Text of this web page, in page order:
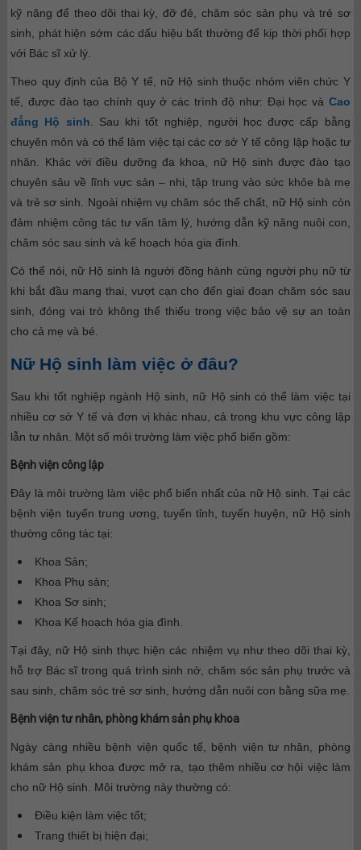
kỹ năng để theo dõi thai kỳ, đỡ đẻ, chăm sóc sản phụ và trẻ sơ
sinh, phát hiện sớm các dấu hiệu bất thường để kịp thời phối hợp
với Bác sĩ xử lý.
Theo quy định của Bộ Y tế, nữ Hộ sinh thuộc nhóm viên chức Y
tế, được đào tạo chính quy ở các trình độ như: Đại học và Cao
đẳng Hộ sinh . Sau khi tốt nghiệp, người học được cấp bằng
chuyên môn và có thể làm việc tại các cơ sở Y tế công lập hoặc tư
nhân. Khác với điều dưỡng đa khoa, nữ Hộ sinh được đào tạo
chuyên sâu về lĩnh vực sản – nhi, tập trung vào sức khỏe bà mẹ
và trẻ sơ sinh. Ngoài nhiệm vụ chăm sóc thể chất, nữ Hộ sinh còn
đảm nhiệm công tác tư vấn tâm lý, hướng dẫn kỹ năng nuôi con,
chăm sóc sau sinh và kế hoạch hóa gia đình.
Có thể nói, nữ Hộ sinh là người đồng hành cùng người phụ nữ từ
khi bắt đầu mang thai, vượt cạn cho đến giai đoạn chăm sóc sau
sinh, đóng vai trò không thể thiếu trong việc bảo vệ sự an toàn
cho cả mẹ và bé.
Nữ Hộ sinh làm việc ở đâu?
Sau khi tốt nghiệp ngành Hộ sinh, nữ Hộ sinh có thể làm việc tại
nhiều cơ sở Y tế và đơn vị khác nhau, cả trong khu vực công lập
lẫn tư nhân. Một số môi trường làm việc phổ biến gồm:
Bệnh viện công lập
Đây là môi trường làm việc phổ biến nhất của nữ Hộ sinh. Tại các
bệnh viện tuyến trung ương, tuyến tỉnh, tuyến huyện, nữ Hộ sinh
thường công tác tại:
Khoa Sản;
Khoa Phụ sản;
Khoa Sơ sinh;
Khoa Kế hoạch hóa gia đình.
Tại đây, nữ Hộ sinh thực hiện các nhiệm vụ như theo dõi thai kỳ,
hỗ trợ Bác sĩ trong quá trình sinh nở, chăm sóc sản phụ trước và
sau sinh, chăm sóc trẻ sơ sinh, hướng dẫn nuôi con bằng sữa mẹ.
Bệnh viện tư nhân, phòng khám sản phụ khoa
Ngày càng nhiều bệnh viện quốc tế, bệnh viện tư nhân, phòng
khám sản phụ khoa được mở ra, tạo thêm nhiều cơ hội việc làm
cho nữ Hộ sinh. Môi trường này thường có:
Điều kiện làm việc tốt;
Trang thiết bị hiện đại;